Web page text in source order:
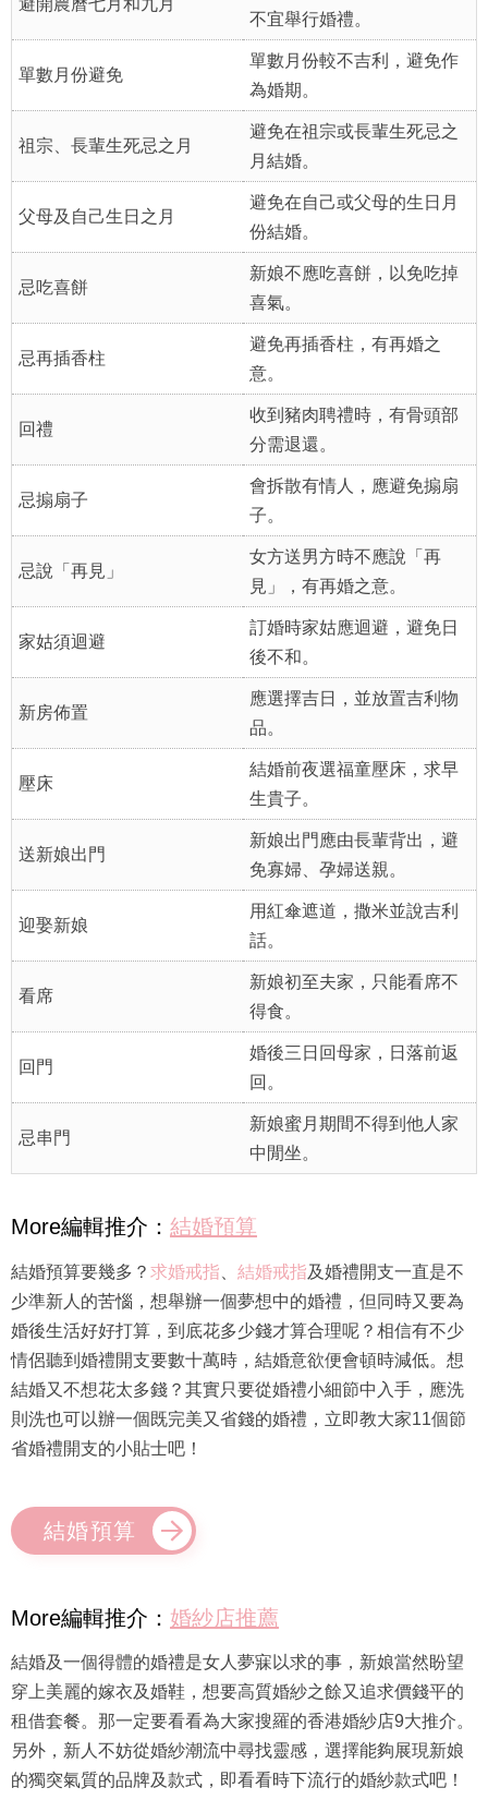
不宜舉行婚禮。
單數月份避免
單數月份較不吉利，避免作
為婚期。
祖宗、長輩生死忌之月
避免在祖宗或長輩生死忌之
月結婚。
父母及自己生日之月
避免在自己或父母的生日月
份結婚。
忌吃喜餅
新娘不應吃喜餅，以免吃掉
喜氣。
忌再插香柱
避免再插香柱，有再婚之
意。
回禮
收到豬肉聘禮時，有骨頭部
分需退還。
忌搧扇子
會拆散有情人，應避免搧扇
子。
忌說「再見」
女方送男方時不應說「再
見」，有再婚之意。
家姑須迴避
訂婚時家姑應迴避，避免日
後不和。
新房佈置
應選擇吉日，並放置吉利物
品。
壓床
結婚前夜選福童壓床，求早
生貴子。
送新娘出門
新娘出門應由長輩背出，避
免寡婦、孕婦送親。
迎娶新娘
用紅傘遮道，撒米並說吉利
話。
看席
新娘初至夫家，只能看席不
得食。
回門
婚後三日回母家，日落前返
回。
忌串門
新娘蜜月期間不得到他人家
中閒坐。
More編輯推介： 結婚預算
結婚預算要幾多？ 求婚戒指 結婚戒指及婚禮開支一直是不
少準新人的苦惱，想舉辦一個夢想中的婚禮，但同時又要為
婚後生活好好打算，到底花多少錢才算合理呢？相信有不少
情侶聽到婚禮開支要數十萬時，結婚意欲便會頓時減低。想
結婚又不想花太多錢？其實只要從婚禮小細節中入手，應洗
則洗也可以辦一個既完美又省錢的婚禮，立即教大家11個節
省婚禮開支的小貼士吧！
結婚預算
More編輯推介： 婚紗店推薦
結婚及一個得體的婚禮是女人夢寐以求的事，新娘當然盼望
穿上美麗的嫁衣及婚鞋，想要高質婚紗之餘又追求價錢平的
租借套餐。那一定要看看為大家搜羅的香港婚紗店9大推介。
另外，新人不妨從婚紗潮流中尋找靈感，選擇能夠展現新娘
的獨突氣質的品牌及款式，即看看時下流行的婚紗款式吧！